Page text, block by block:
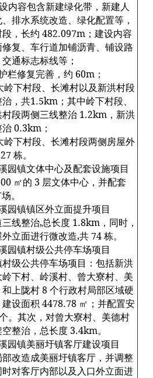
内容包含新建绿化带，新建人
排水系统改造、绿化配置等，
，长约 482.097m；建设内容
复、车行道加铺沥青、铺设路
通标志标线等；
栏修复完善，约 60m；
岭下村段、长滩村以及新洪村段
，共1.5km；其中岭下村段、
段两侧三线整治 1.2km，新洪
0.3km；
岭下村段、长滩村段两侧房屋外
栋。
园镇文体中心及配套设施项目
㎡的 3 层文体中心，并配套
。
园镇镇区外立面提升项目
线整治,总长度 1.8km，同时，
立面进行微改造,共 74 栋。
园镇村级公共停车场项目
级公共停车场项目：包括新洪
下村、岭溪村、曾大寮村、美
上陇村 8 个行政村局部区域硬
设面积 4478.78 ㎡；并配置安
。其次，对曾大寮村、美德村
整治，总长度 3.4km。
园镇美丽圩镇客厅建设项目
改造成美丽圩镇客厅，并调整
对客厅内部以及入口外立面进